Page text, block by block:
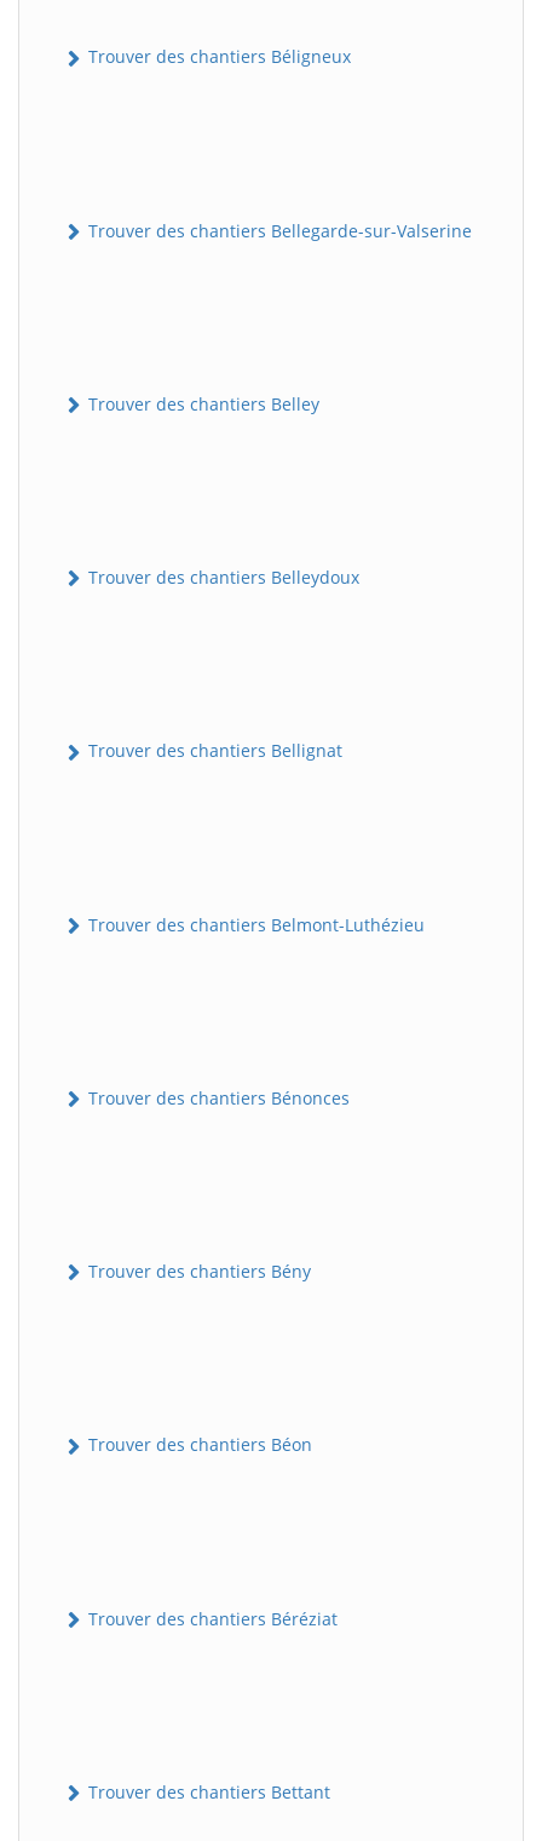
Trouver des chantiers Béligneux
Trouver des chantiers Bellegarde-sur-Valserine
Trouver des chantiers Belley
Trouver des chantiers Belleydoux
Trouver des chantiers Bellignat
Trouver des chantiers Belmont-Luthézieu
Trouver des chantiers Bénonces
Trouver des chantiers Bény
Trouver des chantiers Béon
Trouver des chantiers Béréziat
Trouver des chantiers Bettant